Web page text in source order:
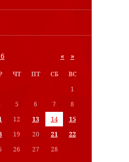
« »
ЧТ ПТ СБ
ВС
1
5 6 7
8
12 13 14
15
19 20 21
22
26 27 28